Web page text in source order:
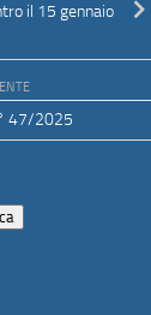
il 15 gennaio
47/2025